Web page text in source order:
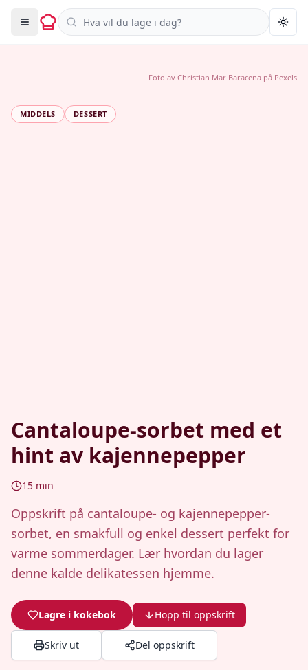
Søk i oppskrifter
MIDDELS DESSERT
Cantaloupe-sorbet med et
hint av kajennepepper
15 min
Oppskrift på cantaloupe- og kajennepepper-
sorbet, en smakfull og enkel dessert perfekt for
varme sommerdager. Lær hvordan du lager
denne kalde delikatessen hjemme.
Lagre i kokebok Hopp til oppskrift
Skriv ut Del oppskrift
Foto av Christian Mar Baracena på Pexels